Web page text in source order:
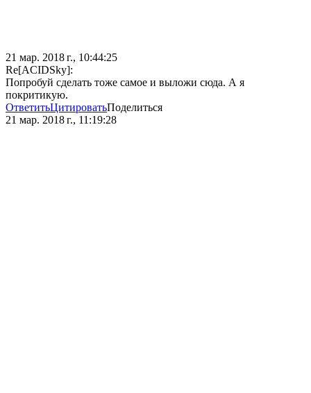
21 мар. 2018 г., 10:44:25
Re[ACIDSky]:
Попробуй сделать тоже самое и выложи сюда. А я
покритикую.
ОтветитьЦитироватьПоделиться
21 мар. 2018 г., 11:19:28